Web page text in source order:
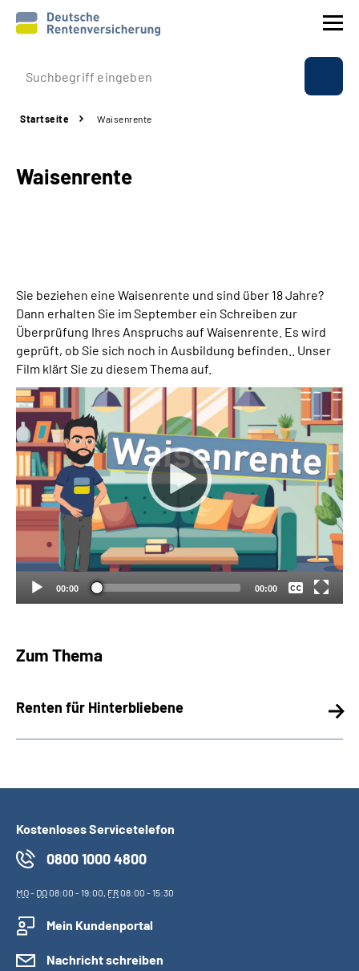
Prävention
Rente
Über uns & Presse
Online-Services
Suche
Language
Inhalte in Gebärdensprache (DGS)
Leichte Sprache
Mein Kundenportal
Startseite Waisenrente
Waisenrente
Sie beziehen eine Waisenrente und sind über 18 Jahre?
Dann erhalten Sie im September ein Schreiben zur
Überprüfung Ihres Anspruchs auf Waisenrente. Es wird
geprüft, ob Sie sich noch in Ausbildung befinden.. Unser
Film klärt Sie zu diesem Thema auf.
00:00 00:00
Deutsch
Zum Thema
Renten für Hinterbliebene
Kostenloses Servicetelefon
0800 1000 4800
MO- DO08:00 - 19:00, FR08:00 - 15:30
Mein Kundenportal
Nachricht schreiben